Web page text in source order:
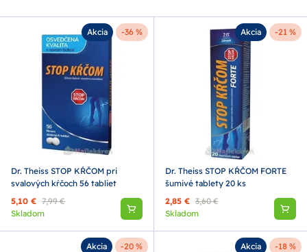
Akcia -36 %
Dr. Theiss STOP KŔČOM pri
svalových kŕčoch 56 tabliet
5,10 € 7,99 €
Skladom
Akcia -21 %
Dr. Theiss STOP KŔČOM FORTE
šumivé tablety 20 ks
2,85 € 3,60 €
Skladom
Akcia -20 % Akcia -18 %